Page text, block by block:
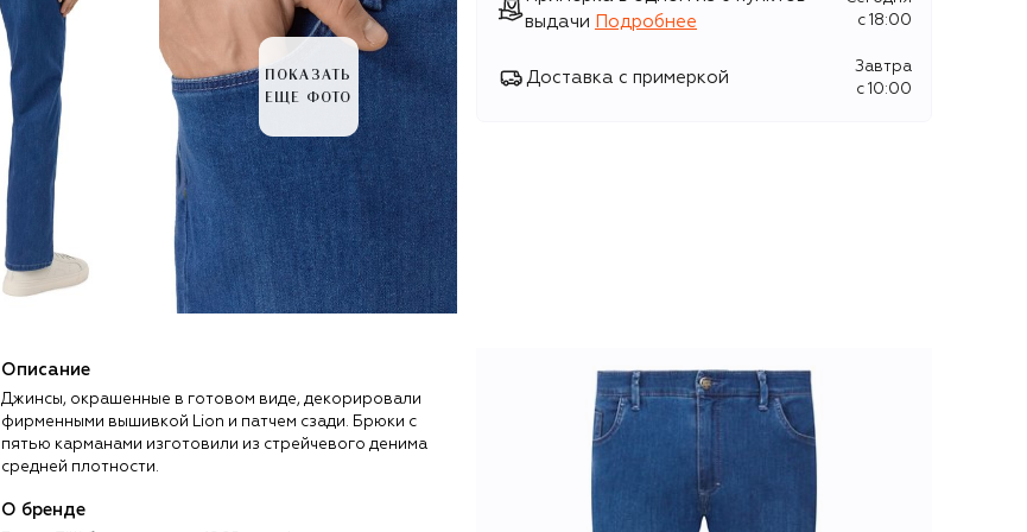
ПОКАЗАТЬ
ЕЩЕ ФОТО
выдачи
Подробнее
c 18:00
Доставка с примеркой
Завтра
c 10:00
Описание
Джинсы, окрашенные в готовом виде, декорировали
фирменными вышивкой Lion и патчем сзади. Брюки с
пятью карманами изготовили из стрейчевого денима
средней плотности.
О бренде